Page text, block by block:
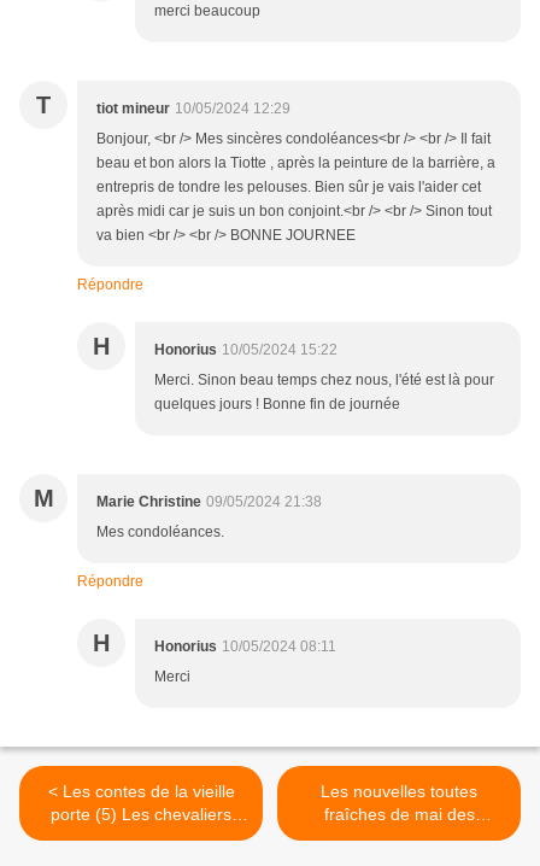
merci beaucoup
T tiot mineur 10/05/2024 12:29
Bonjour, <br /> Mes sincères condoléances<br /> <br /> Il fait
beau et bon alors la Tiotte , après la peinture de la barrière, a
entrepris de tondre les pelouses. Bien sûr je vais l'aider cet
après midi car je suis un bon conjoint.<br /> <br /> Sinon tout
va bien <br /> <br /> BONNE JOURNEE
Répondre
H Honorius 10/05/2024 15:22
Merci. Sinon beau temps chez nous, l'été est là pour
quelques jours ! Bonne fin de journée
M Marie Christine 09/05/2024 21:38
Mes condoléances.
Répondre
H Honorius 10/05/2024 08:11
Merci
< Les contes de la vieille
porte (5) Les chevaliers
Teutoniques
Les nouvelles toutes
fraîches de mai des
Compagnons de la Vouivre